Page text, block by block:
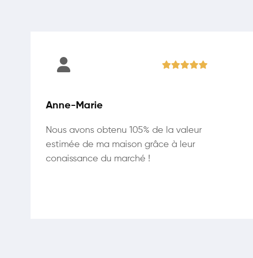
Anne-Marie
Nous avons obtenu 105% de la valeur
estimée de ma maison grâce à leur
conaissance du marché !